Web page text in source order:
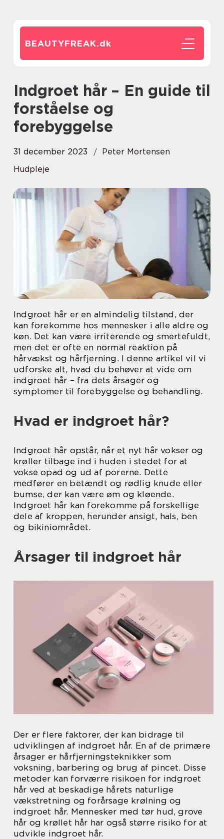
BEAUTYFREAK.dk
Indgroet hår – En guide til
forståelse og
forebyggelse
31 december 2023
Peter Mortensen
Hudpleje
Indgroet hår er en almindelig tilstand, der
kan forekomme hos mennesker i alle aldre og
køn. Det kan være irriterende og smertefuldt,
men det er ofte en normal reaktion på
hårvækst og hårfjerning. I denne artikel vil vi
udforske alt, hvad du behøver at vide om
indgroet hår – fra dets årsager og
symptomer til forebyggelse og behandling.
Hvad er indgroet hår?
Indgroet hår opstår, når et nyt hår vokser og
krøller tilbage ind i huden i stedet for at
vokse opad og ud af porerne. Dette
medfører en betændt og rødlig knude eller
bumse, der kan være øm og kløende.
Indgroet hår kan forekomme på forskellige
dele af kroppen, herunder ansigt, hals, ben
og bikiniområdet.
Årsager til indgroet hår
Der er flere faktorer, der kan bidrage til
udviklingen af indgroet hår. En af de primære
årsager er hårfjerningsteknikker som
voksning, barbering og brug af pincet. Disse
metoder kan forværre risikoen for indgroet
hår ved at beskadige hårets naturlige
vækstretning og forårsage krølning og
indgroet hår. Mennesker med tør hud, grove
hår og krøllet hår har også større risiko for at
udvikle indgroet hår.